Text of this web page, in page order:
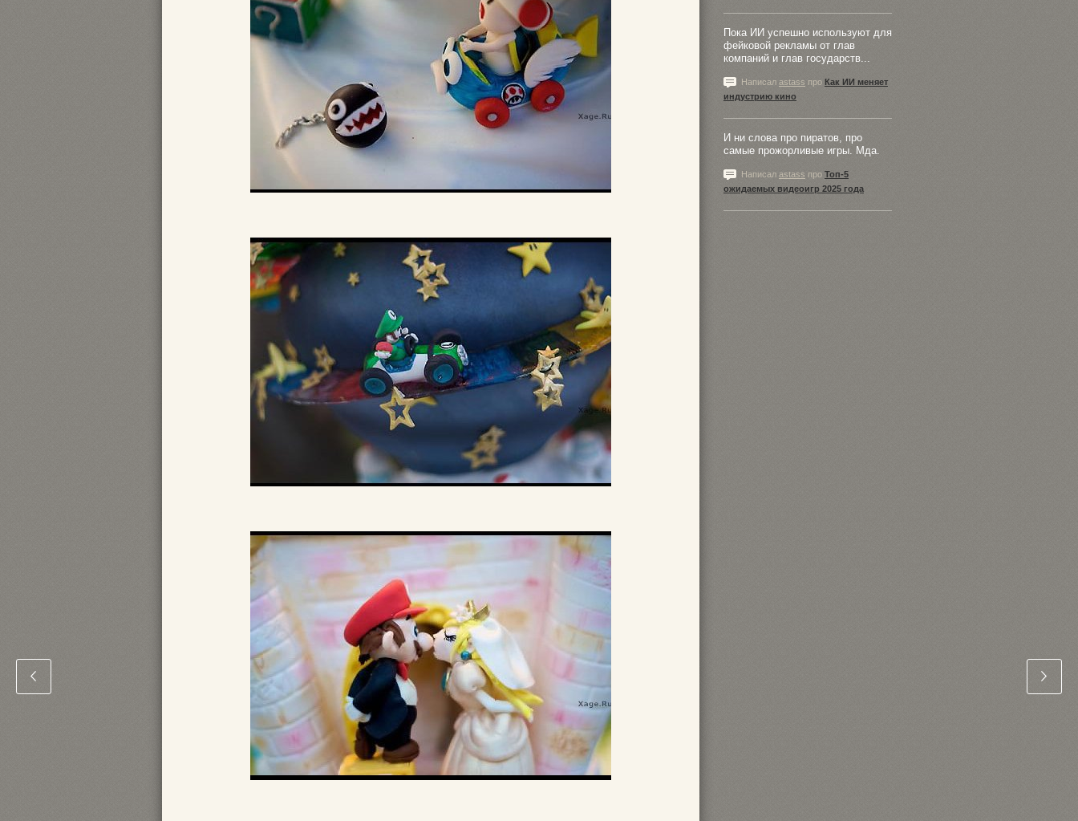
Пока ИИ успешно используют для
фейковой рекламы от глав
компаний и глав государств...
Написал astass про Как ИИ меняет
индустрию кино
И ни слова про пиратов, про
самые прожорливые игры. Мда.
Написал astass про Топ-5
ожидаемых видеоигр 2025 года